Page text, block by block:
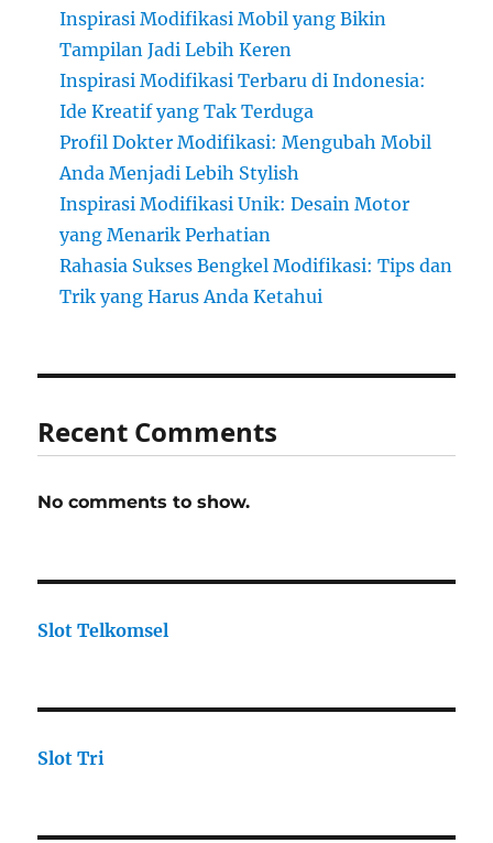
Inspirasi Modifikasi Mobil yang Bikin
Tampilan Jadi Lebih Keren
Inspirasi Modifikasi Terbaru di Indonesia:
Ide Kreatif yang Tak Terduga
Profil Dokter Modifikasi: Mengubah Mobil
Anda Menjadi Lebih Stylish
Inspirasi Modifikasi Unik: Desain Motor
yang Menarik Perhatian
Rahasia Sukses Bengkel Modifikasi: Tips dan
Trik yang Harus Anda Ketahui
Recent Comments
No comments to show.
Slot Telkomsel
Slot Tri